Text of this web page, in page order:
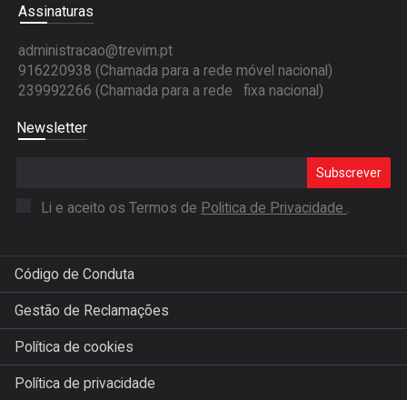
Assinaturas
administracao@trevim.pt
916220938 (Chamada para a rede móvel nacional)
239992266 (Chamada para a rede fixa nacional)
Newsletter
Subscrever
Li e aceito os Termos de Politica de Privacidade .
Código de Conduta
Gestão de Reclamações
Política de cookies
Política de privacidade